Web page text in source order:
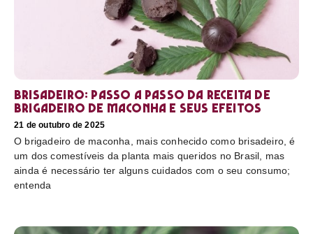
Brisadeiro: passo a passo da receita de
brigadeiro de maconha e seus efeitos
21 de outubro de 2025
O brigadeiro de maconha, mais conhecido como brisadeiro, é
um dos comestíveis da planta mais queridos no Brasil, mas
ainda é necessário ter alguns cuidados com o seu consumo;
entenda